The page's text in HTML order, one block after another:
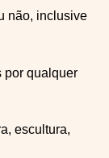
não, inclusive
por qualquer
escultura,